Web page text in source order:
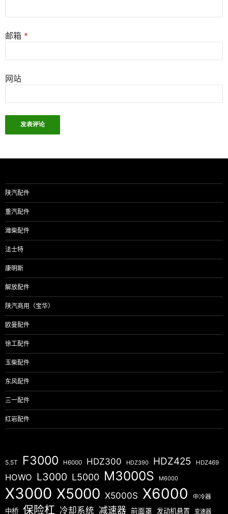
邮箱 *
网站
陕汽配件
重汽配件
潍柴配件
法士特
康明斯
解放配件
陕汽商用（宝华）
欧曼配件
徐工配件
玉柴配件
东风配件
三一配件
红岩配件
5.5T F3000 H6000 HDZ300 HDZ390 HDZ425 HDZ469
HOWO L3000 L5000 M3000S M6000
X3000 X5000 X5000S X6000 中冷器
中桥 保险杠 冷却系统 减速器 前面罩 发动机悬置 变速器